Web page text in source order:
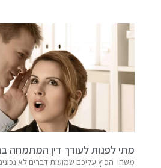
מתי לפנות לעורך דין המתמחה
משהו הפיץ עליכם שמועות דברים לא